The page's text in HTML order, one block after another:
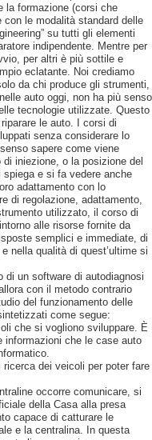
la formazione (corsi che
con le modalità standard delle
su tutti gli elementi
indipendente. Mentre per
per altri è più sottile e
eclatante. Noi crediamo
da chi produce gli strumenti,
auto oggi, non ha più senso
tecnologie utilizzate. Questo
le auto. I corsi di
senza considerare lo
sapere come viene
iniezione, o la posizione del
e si fa vedere anche
adattamento con lo
di regolazione, adattamento,
utilizzato, il corso di
alle risorse fornite da
semplici e immediate, di
nella qualità di quest’ultime si
di un software di autodiagnosi
con il metodo contrario
del funzionamento delle
come segue:
che si vogliono sviluppare. È
informazioni che le case auto
dei veicoli per poter fare
occorre comunicare, si
della Casa alla presa
capace di catturare le
e la centralina. In questa